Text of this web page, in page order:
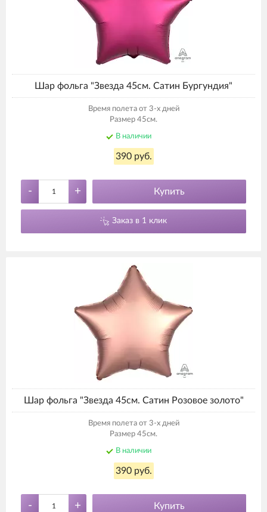
Шар фольга "Звезда 45см. Сатин Бургундия"
Время полета от 3-х дней
Размер 45см.
В наличии
390 руб.
- + Купить
Заказ в 1 клик
Шар фольга "Звезда 45см. Сатин Розовое золото"
Время полета от 3-х дней
Размер 45см.
В наличии
390 руб.
- + Купить